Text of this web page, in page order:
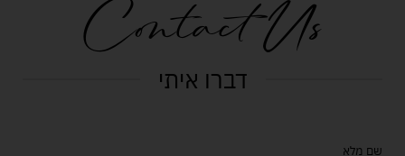
Contact Us
דברו איתי
שם מלא